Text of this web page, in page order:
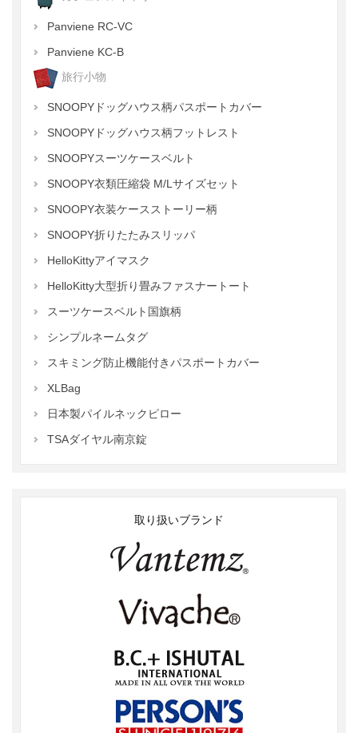
Panviene RC-VC
Panviene KC-B
旅行小物
SNOOPYドッグハウス柄パスポートカバー
SNOOPYドッグハウス柄フットレスト
SNOOPYスーツケースベルト
SNOOPY衣類圧縮袋 M/Lサイズセット
SNOOPY衣装ケースストーリー柄
SNOOPY折りたたみスリッパ
HelloKittyアイマスク
HelloKitty大型折り畳みファスナートート
スーツケースベルト国旗柄
シンプルネームタグ
スキミング防止機能付きパスポートカバー
XLBag
日本製パイルネックピロー
TSAダイヤル南京錠
取り扱いブランド